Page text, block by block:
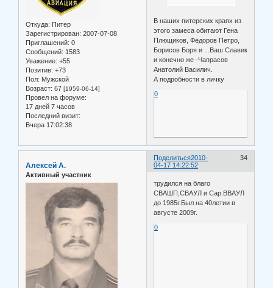
Откуда: Питер
Зарегистрирован: 2007-07-08
Приглашений: 0
Сообщений: 1583
Уважение: +55
Позитив: +73
Пол: Мужской
Возраст: 67 [1959-06-14]
Провел на форуме:
17 дней 7 часов
Последний визит:
Вчера 17:02:38
В наших питерских краях из
этого замеса обитают Гена
Плющиков, Фёдоров Петро,
Борисов Боря и ...Ваш Славик
и конечно же -Чапрасов
Анатолий Василич.
А подробности в личку
0
Поделиться 34
2010-
04-17 14:22:52
Алексей А.
Активный участник
трудился на благо
СВАШП,СВАУЛ и Сар.ВВАУЛ
до 1985г.Был на 40летии в
августе 2009г.
0